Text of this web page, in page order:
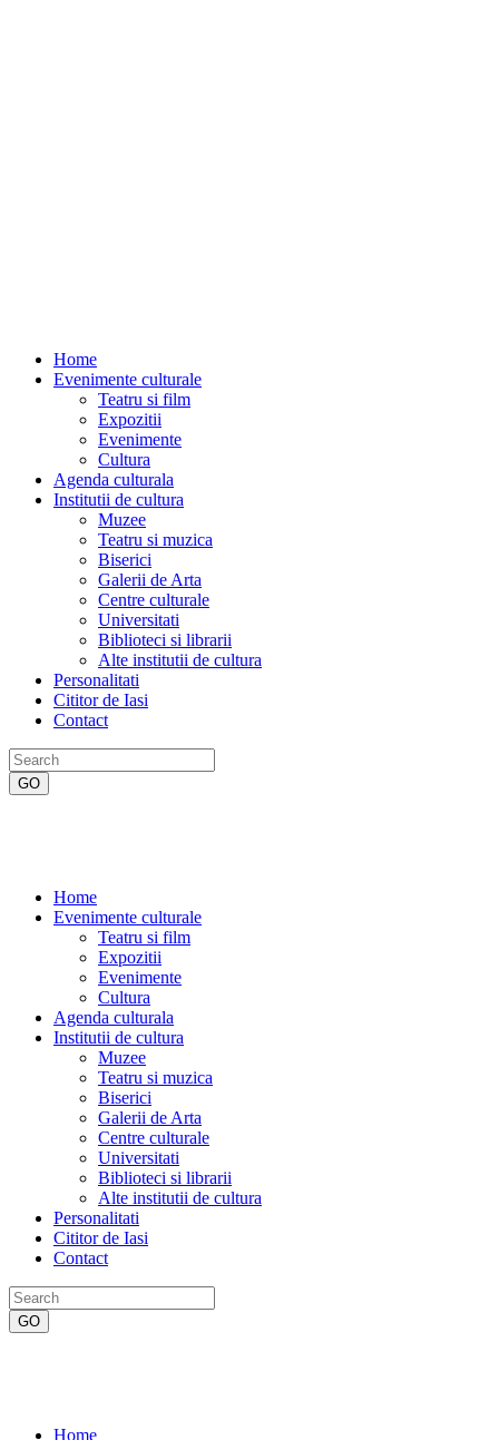
Home
Evenimente culturale
Teatru si film
Expozitii
Evenimente
Cultura
Agenda culturala
Institutii de cultura
Muzee
Teatru si muzica
Biserici
Galerii de Arta
Centre culturale
Universitati
Biblioteci si librarii
Alte institutii de cultura
Personalitati
Cititor de Iasi
Contact
Home
Evenimente culturale
Teatru si film
Expozitii
Evenimente
Cultura
Agenda culturala
Institutii de cultura
Muzee
Teatru si muzica
Biserici
Galerii de Arta
Centre culturale
Universitati
Biblioteci si librarii
Alte institutii de cultura
Personalitati
Cititor de Iasi
Contact
Home